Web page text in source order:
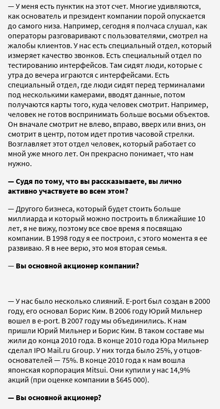
— У меня есть пунктик на этот счет. Многие удивляются,
как основатель и президент компании порой опускается
до самого низа. Например, сегодня я полчаса слушал, как
операторы разговаривают с пользователями, смотрел на
жалобы клиентов. У нас есть специальный отдел, который
измеряет качество звонков. Есть специальный отдел по
тестированию интерфейсов. Там сидят люди, которые с
утра до вечера играются с интерфейсами. Есть
специальный отдел, где люди сидят перед терминалами
под несколькими камерами, вводят данные, потом
получаются карты того, куда человек смотрит. Например,
человек не готов воспринимать больше восьми объектов.
Он вначале смотрит не влево, вправо, вверх или вниз, он
смотрит в центр, потом идет против часовой стрелки.
Возглавляет этот отдел человек, который работает со
мной уже много лет. Он прекрасно понимает, что нам
нужно.
— Судя по тому, что вы рассказываете, вы лично
активно участвуете во всем этом?
— Другого бизнеса, который будет стоить больше
миллиарда и который можно построить в ближайшие 10
лет, я не вижу, поэтому все свое время я посвящаю
компании. В 1998 году я ее построил, с этого момента я ее
развиваю. Я в нее верю, это моя вторая семья.
— Вы основной акционер компании?
— У нас было несколько слияний. E-port был создан в 2000
году, его основал Борис Ким. В 2006 году Юрий Мильнер
вошел в e-port. В 2007 году мы объединились. К нам
пришли Юрий Мильнер и Борис Ким. В таком составе мы
жили до конца 2010 года. В конце 2010 года Юра Мильнер
сделал IPO Mail.ru Group. У них тогда было 25%, у отцов-
основателей — 75%. В конце 2010 года к нам вошла
японская корпорация Mitsui. Они купили у нас 14,9%
акций (при оценке компании в $645 000).
— Вы основной акционер?